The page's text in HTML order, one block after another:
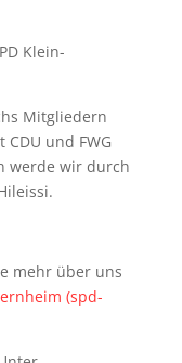
Klein-
Mitgliedern
und FWG
werde wir durch
mehr über uns
(spd-